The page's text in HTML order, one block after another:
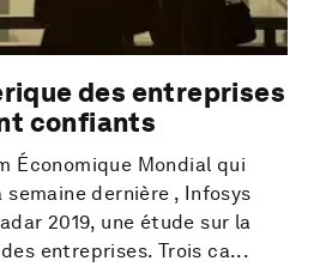
des entreprises
confiants
Économique Mondial qui
dernière , Infosys
2019, une étude sur la
entreprises. Trois ca...